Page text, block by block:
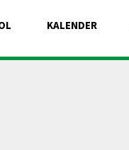
KALENDER